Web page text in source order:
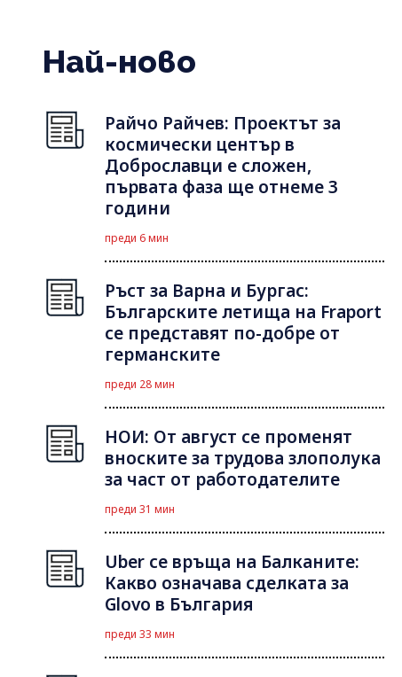
Най-ново
Райчо Райчев: Проектът за
космически център в
Доброславци е сложен,
първата фаза ще отнеме 3
години
преди 6 мин
Ръст за Варна и Бургас:
Българските летища на Fraport
се представят по-добре от
германските
преди 28 мин
НОИ: От август се променят
вноските за трудова злополука
за част от работодателите
преди 31 мин
Uber се връща на Балканите:
Какво означава сделката за
Glovo в България
преди 33 мин